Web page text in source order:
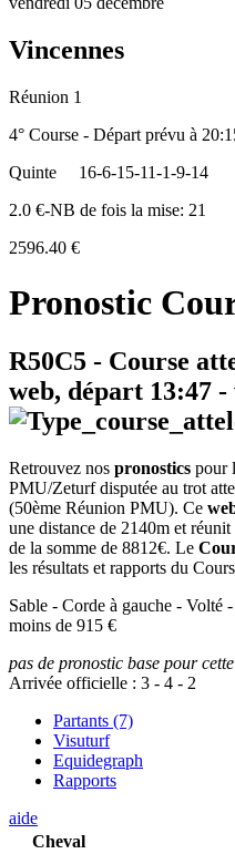
Vincennes
Réunion 1
4° Course - Départ prévu à
Quinte
16-6-15-11-1-9-14
2.0 €-NB de fois la mise: 21
2596.40 €
Pronostic
R50C5 - Course
web, départ 13:47 -
Retrouvez nos pronostics pour
PMU/Zeturf disputée au trot
(50ème Réunion PMU). Ce
une distance de 2140m et
de la somme de 8812€. Le
les résultats et rapports du
Sable - Corde à gauche - Volté
moins de 915 €
pas de pronostic base pour
Arrivée officielle : 3 - 4 - 2
Partants (7)
Visuturf
Equidegraph
Rapports
aide
Cheval